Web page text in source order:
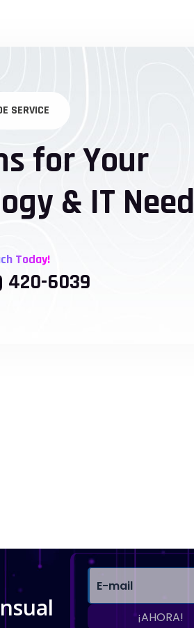
SERVICE
for Your
& IT Need
Today!
420-6039
¡AHORA!